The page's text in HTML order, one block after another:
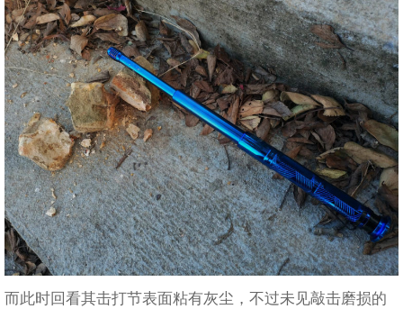
而此时回看其击打节表面粘有灰尘，不过未见敲击磨损的